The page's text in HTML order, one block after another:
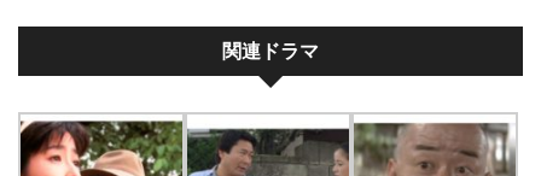
関連ドラマ